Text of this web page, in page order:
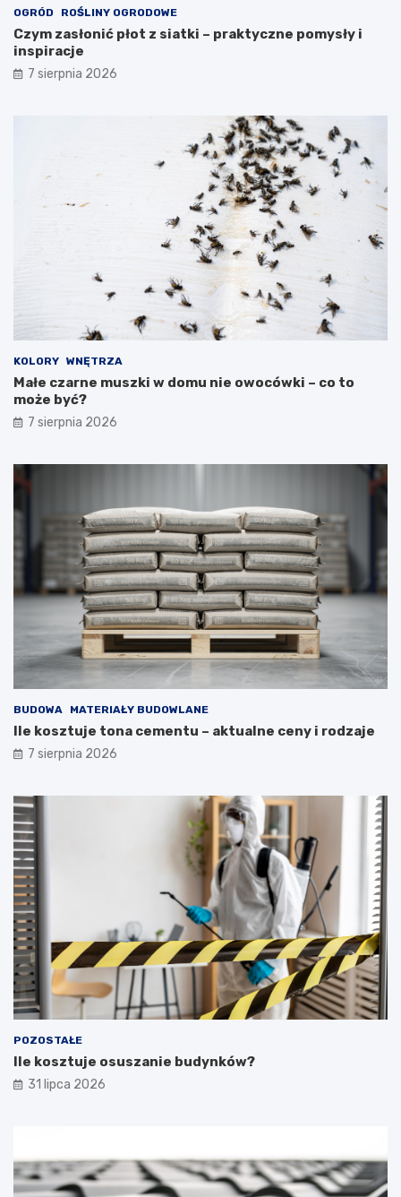
OGRÓD ROŚLINY OGRODOWE
Czym zasłonić płot z siatki – praktyczne pomysły i
inspiracje
7 sierpnia 2026
KOLORY WNĘTRZA
Małe czarne muszki w domu nie owocówki – co to
może być?
7 sierpnia 2026
BUDOWA MATERIAŁY BUDOWLANE
Ile kosztuje tona cementu – aktualne ceny i rodzaje
7 sierpnia 2026
POZOSTAŁE
Ile kosztuje osuszanie budynków?
31 lipca 2026